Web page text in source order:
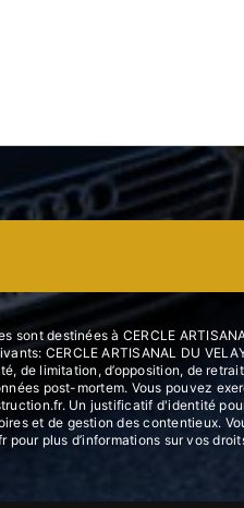
destinées à CERCLE
CERCLE ARTISANAL DU
de limitation, d’opposition, de
post-mortem. Vous pouvez
Un justificatif d'identité
et de gestion des contentieux.
pour plus d’informations sur vos